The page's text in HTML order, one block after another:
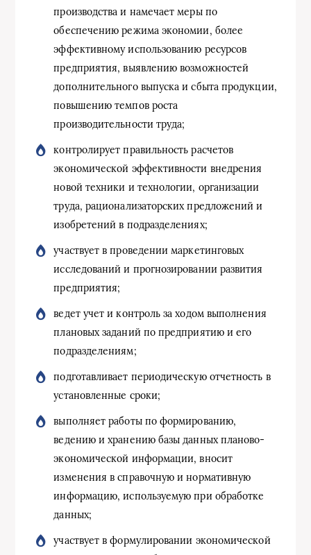
производства и намечает меры по
обеспечению режима экономии, более
эффективному использованию ресурсов
предприятия, выявлению возможностей
дополнительного выпуска и сбыта продукции,
повышению темпов роста
производительности труда;
контролирует правильность расчетов
экономической эффективности внедрения
новой техники и технологии, организации
труда, рационализаторских предложений и
изобретений в подразделениях;
участвует в проведении маркетинговых
исследований и прогнозировании развития
предприятия;
ведет учет и контроль за ходом выполнения
плановых заданий по предприятию и его
подразделениям;
подготавливает периодическую отчетность в
установленные сроки;
выполняет работы по формированию,
ведению и хранению базы данных планово-
экономической информации, вносит
изменения в справочную и нормативную
информацию, используемую при обработке
данных;
участвует в формулировании экономической